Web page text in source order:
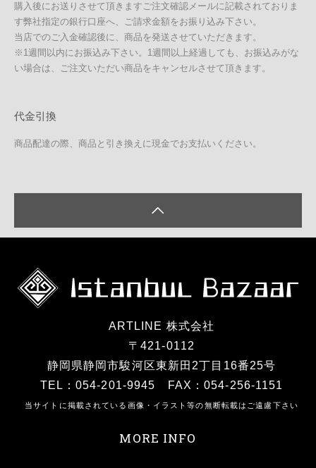
購入後にお送りさせて頂きますご注文確認メールに記載されておりま
す弊社指定の銀行口座へ、ご請求金額をお振り込み下さい。
当店でのご入金確認後に、商品を発送させていただきます。
※1週間以内にお振込み下さい。1週間以上経過しても、お振込みがな
い場合は、ご注文いただい商品をキャンセルさせて頂きます。
代金引換
商品配達の際、商品と引き換えに現金でお支払いください。
ARTLINE 株式会社
〒421-0112
静岡県静岡市駿河区東新田2丁目16番25号
TEL：054-201-9945 FAX：054-256-1151
当サイトに掲載されている画像・イラスト等の無断転載はご遠慮下さい
MORE INFO